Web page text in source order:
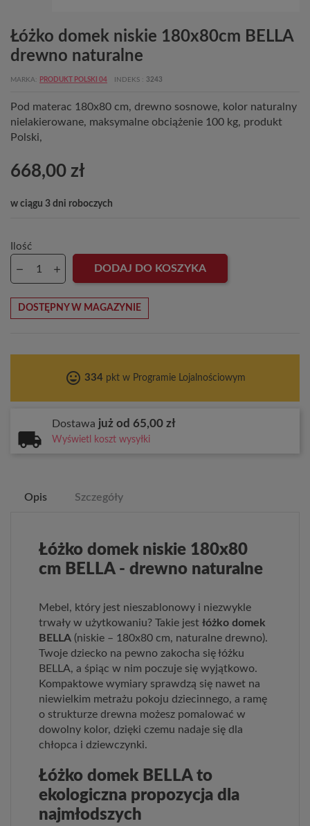
Łóżko domek niskie 180x80cm BELLA
drewno naturalne
MARKA PRODUKT POLSKI 04 INDEKS 3243
Pod materac 180x80 cm, drewno sosnowe, kolor naturalny
nielakierowane, maksymalne obciążenie 100 kg, produkt
Polski,
668,00 zł
w ciągu 3 dni roboczych
Ilość
DODAJ DO KOSZYKA
DOSTĘPNY W MAGAZYNIE
tag_faces 334pkt w Programie Lojalnościowym
Dostawa już od 65,00 zł
Wyświetl koszt wysyłki
Opis Szczegóły
Łóżko domek niskie 180x80
cm BELLA - drewno naturalne
Mebel, który jest nieszablonowy i niezwykle
trwały w użytkowaniu? Takie jest łóżko domek
BELLA (niskie – 180x80 cm, naturalne drewno).
Twoje dziecko na pewno zakocha się łóżku
BELLA, a śpiąc w nim poczuje się wyjątkowo.
Kompaktowe wymiary sprawdzą się nawet na
niewielkim metrażu pokoju dziecinnego, a ramę
o strukturze drewna możesz pomalować w
dowolny kolor, dzięki czemu nadaje się dla
chłopca i dziewczynki.
Łóżko domek BELLA to
ekologiczna propozycja dla
najmłodszych